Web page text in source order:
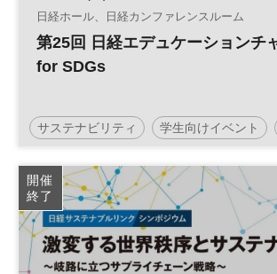
日経ホール、日経カンファレンスルーム
第25回 日経エデュケーションチ
for SDGs
サステナビリティ 学生向けイベント
SDGs 日経エデュケーションチャレン
キャリア教育 参加無料
開催
終了